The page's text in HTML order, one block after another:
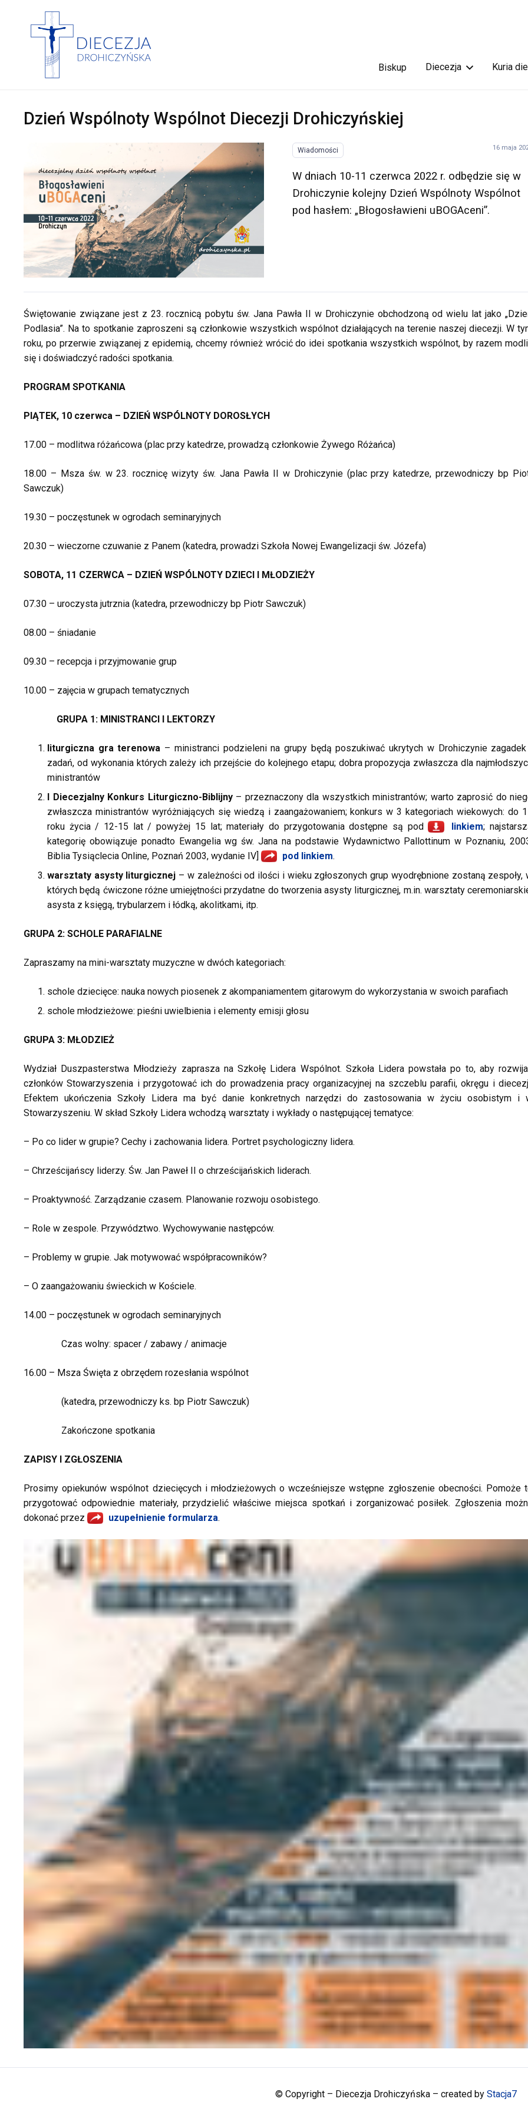
Biskup Diecezja Kuria
Dzień Wspólnoty Wspólnot Diecezji Drohiczyńskiej
Wiadomości 16 maja
W dniach 10-11 czerwca 2022 r. odbędzie się w
Drohiczynie kolejny Dzień Wspólnoty Wspólnot
pod hasłem: „Błogosławieni uBOGAceni”.
Świętowanie związane jest z 23. rocznicą pobytu św. Jana Pawła II w Drohiczynie obchodzoną od wielu lat jako
Podlasia”. Na to spotkanie zaproszeni są członkowie wszystkich wspólnot działających na terenie naszej diecezji. W
roku, po przerwie związanej z epidemią, chcemy również wrócić do idei spotkania wszystkich wspólnot, by razem
się i doświadczyć radości spotkania.
PROGRAM SPOTKANIA
PIĄTEK, 10 czerwca – DZIEŃ WSPÓLNOTY DOROSŁYCH
17.00 – modlitwa różańcowa (plac przy katedrze, prowadzą członkowie Żywego Różańca)
18.00 – Msza św. w 23. rocznicę wizyty św. Jana Pawła II w Drohiczynie (plac przy katedrze, przewodniczy bp
Sawczuk)
19.30 – poczęstunek w ogrodach seminaryjnych
20.30 – wieczorne czuwanie z Panem (katedra, prowadzi Szkoła Nowej Ewangelizacji św. Józefa)
SOBOTA, 11 CZERWCA – DZIEŃ WSPÓLNOTY DZIECI I MŁODZIEŻY
07.30 – uroczysta jutrznia (katedra, przewodniczy bp Piotr Sawczuk)
08.00 – śniadanie
09.30 – recepcja i przyjmowanie grup
10.00 – zajęcia w grupach tematycznych
GRUPA 1: MINISTRANCI I LEKTORZY
liturgiczna gra terenowa – ministranci podzieleni na grupy będą poszukiwać ukrytych w Drohiczynie
zadań, od wykonania których zależy ich przejście do kolejnego etapu; dobra propozycja zwłaszcza dla
ministrantów
I Diecezjalny Konkurs Liturgiczno-Biblijny– przeznaczony dla wszystkich ministrantów; warto zaprosić do
zwłaszcza ministrantów wyróżniających się wiedzą i zaangażowaniem; konkurs w 3 kategoriach wiekowych: do
roku życia / 12-15 lat / powyżej 15 lat; materiały do przygotowania dostępne są pod
linkiem;
kategorię obowiązuje ponadto Ewangelia wg św. Jana na podstawie Wydawnictwo Pallottinum w Poznaniu,
Biblia Tysiąclecia Online, Poznań 2003, wydanie IV]
pod linkiem.
warsztaty asysty liturgicznej – w zależności od ilości i wieku zgłoszonych grup wyodrębnione zostaną zespoły,
których będą ćwiczone różne umiejętności przydatne do tworzenia asysty liturgicznej, m.in. warsztaty
asysta z księgą, trybularzem i łódką, akolitkami, itp.
GRUPA 2: SCHOLE PARAFIALNE
Zapraszamy na mini-warsztaty muzyczne w dwóch kategoriach:
schole dziecięce: nauka nowych piosenek z akompaniamentem gitarowym do wykorzystania w swoich parafiach
schole młodzieżowe: pieśni uwielbienia i elementy emisji głosu
GRUPA 3: MŁODZIEŻ
Wydział Duszpasterstwa Młodzieży zaprasza na Szkołę Lidera Wspólnot. Szkoła Lidera powstała po to, aby
członków Stowarzyszenia i przygotować ich do prowadzenia pracy organizacyjnej na szczeblu parafii, okręgu i
Efektem ukończenia Szkoły Lidera ma być danie konkretnych narzędzi do zastosowania w życiu osobistym i
Stowarzyszeniu. W skład Szkoły Lidera wchodzą warsztaty i wykłady o następującej tematyce:
– Po co lider w grupie? Cechy i zachowania lidera. Portret psychologiczny lidera.
– Chrześcijańscy liderzy. Św. Jan Paweł II o chrześcijańskich liderach.
– Proaktywność. Zarządzanie czasem. Planowanie rozwoju osobistego.
– Role w zespole. Przywództwo. Wychowywanie następców.
– Problemy w grupie. Jak motywować współpracowników?
– O zaangażowaniu świeckich w Kościele.
14.00 – poczęstunek w ogrodach seminaryjnych
Czas wolny: spacer / zabawy / animacje
16.00 – Msza Święta z obrzędem rozesłania wspólnot
(katedra, przewodniczy ks. bp Piotr Sawczuk)
Zakończone spotkania
ZAPISY I ZGŁOSZENIA
Prosimy opiekunów wspólnot dziecięcych i młodzieżowych o wcześniejsze wstępne zgłoszenie obecności. Pomoże
przygotować odpowiednie materiały, przydzielić właściwe miejsca spotkań i zorganizować posiłek. Zgłoszenia
dokonać przez
uzupełnienie formularza.
© Copyright – Diecezja Drohiczyńska – created by Stacja7